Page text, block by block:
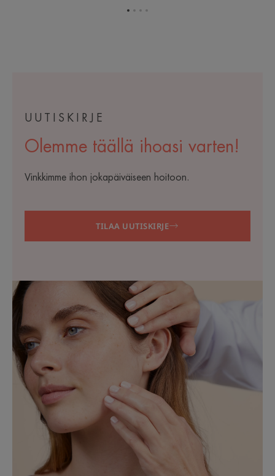
UUTISKIRJE
Olemme täällä ihoasi varten!
Vinkkimme ihon jokapäiväiseen hoitoon.
TILAA UUTISKIRJE